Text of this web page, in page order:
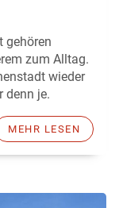
gehören
zum Alltag.
wieder
denn je.
MEHR LESEN